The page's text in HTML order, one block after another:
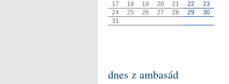
17
18 19 20 21 22
23
24
25 26 27 28 29
30
31
dnes z ambasád